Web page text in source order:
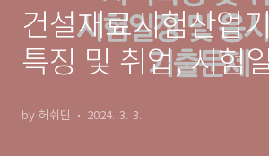
건설재료시험산업
특징 및 취업, 시험
by 허쉬딘 2024. 3. 3.